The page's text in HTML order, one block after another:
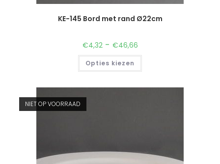
KE-145 Bord met rand Ø22cm
€4,32 - €46,66
Opties kiezen
NIET OP VOORRAAD